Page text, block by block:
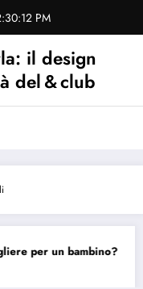
PM
il design
del & club
per un bambino?